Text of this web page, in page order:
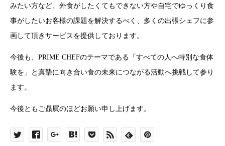
みたい方など、外食がしたくてもできない方や自宅でゆっくり食
事がしたいお客様の課題を解決するべく、多くの出張シェフに参
画して頂きサービスを提供しております。
今後も、PRIME CHEFのテーマである「すべての人へ特別な食体
験を」と真摯に向き合い食の未来につながる活動へ挑戦して参り
ます。
今後ともご贔屓のほどお願い申し上げます。